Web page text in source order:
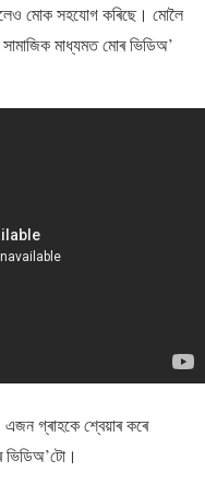
মোক সহযোগ কৰিছে। মোলৈ
মাধ্যমত মোৰ ভিডিঅ’
গ্ৰাহকে শ্বেয়াৰ কৰে
ভিডিঅ’টো।